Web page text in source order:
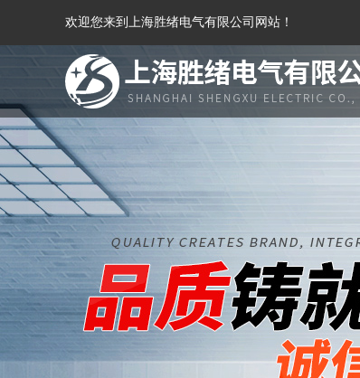
欢迎您来到上海胜绪电气有限公司网站！